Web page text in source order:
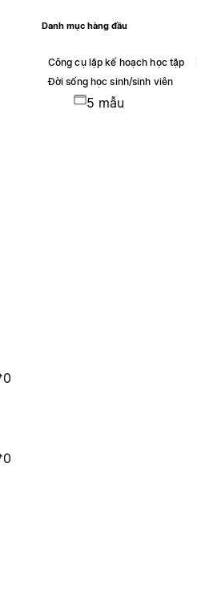
Danh mục hàng đầu
Công cụ lập kế hoạch học tập
Đời sống học sinh/sinh viên
5 mẫu
0
0